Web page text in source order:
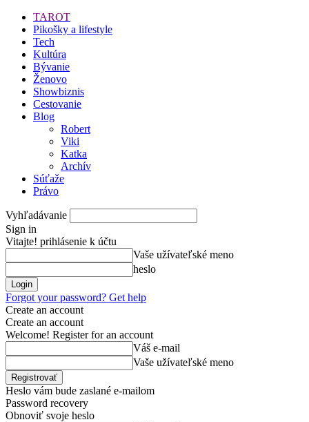
TAROT
Pikošky a lifestyle
Tech
Kultúra
Bývanie
Ženovo
Showbiznis
Cestovanie
Blog
Robert
Viki
Katka
Archív
Súťaže
Právo
Vyhľadávanie
Sign in
Vitajte! prihlásenie k účtu
Vaše užívateľské meno
heslo
Forgot your password? Get help
Create an account
Create an account
Welcome! Register for an account
Váš e-mail
Vaše užívateľské meno
Heslo vám bude zaslané e-mailom
Password recovery
Obnoviť svoje heslo